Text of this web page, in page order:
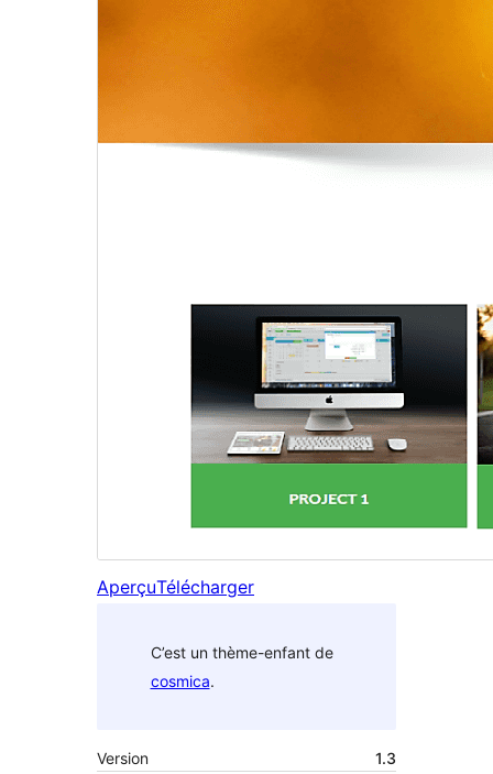
AperçuTélécharger
C’est un thème-enfant de
cosmica.
Version
1.3